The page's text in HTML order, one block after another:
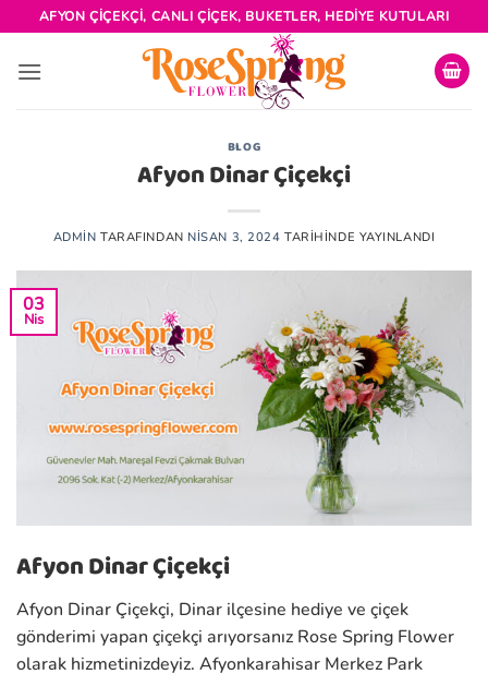
İçeriğe
atla
AFYON ÇIÇEKÇI, CANLI ÇIÇEK, BUKETLER, HEDIYE KUTULARI
BLOG
Afyon Dinar Çiçekçi
ADMIN TARAFINDAN NISAN 3, 2024 TARIHINDE YAYINLANDI
03
Nis
Afyon Dinar Çiçekçi
Afyon Dinar Çiçekçi, Dinar ilçesine hediye ve çiçek
gönderimi yapan çiçekçi arıyorsanız Rose Spring Flower
olarak hizmetinizdeyiz. Afyonkarahisar Merkez Park